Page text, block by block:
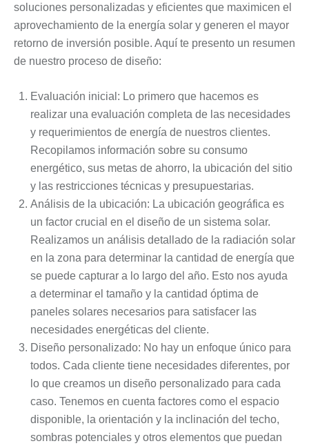
soluciones personalizadas y eficientes que maximicen el
aprovechamiento de la energía solar y generen el mayor
retorno de inversión posible. Aquí te presento un resumen
de nuestro proceso de diseño:
Evaluación inicial: Lo primero que hacemos es
realizar una evaluación completa de las necesidades
y requerimientos de energía de nuestros clientes.
Recopilamos información sobre su consumo
energético, sus metas de ahorro, la ubicación del sitio
y las restricciones técnicas y presupuestarias.
Análisis de la ubicación: La ubicación geográfica es
un factor crucial en el diseño de un sistema solar.
Realizamos un análisis detallado de la radiación solar
en la zona para determinar la cantidad de energía que
se puede capturar a lo largo del año. Esto nos ayuda
a determinar el tamaño y la cantidad óptima de
paneles solares necesarios para satisfacer las
necesidades energéticas del cliente.
Diseño personalizado: No hay un enfoque único para
todos. Cada cliente tiene necesidades diferentes, por
lo que creamos un diseño personalizado para cada
caso. Tenemos en cuenta factores como el espacio
disponible, la orientación y la inclinación del techo,
sombras potenciales y otros elementos que puedan